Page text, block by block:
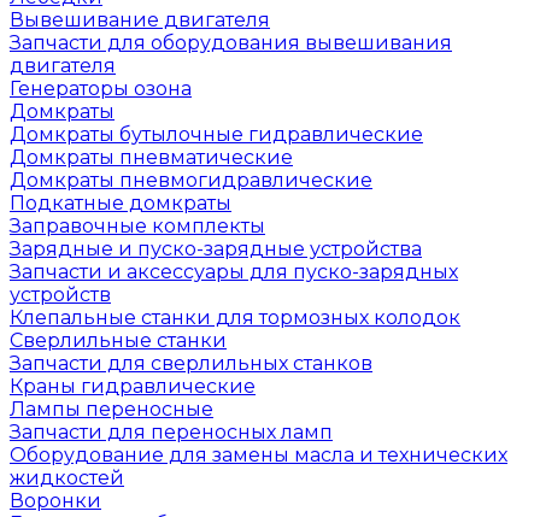
Вывешивание двигателя
Запчасти для оборудования вывешивания
двигателя
Генераторы озона
Домкраты
Домкраты бутылочные гидравлические
Домкраты пневматические
Домкраты пневмогидравлические
Подкатные домкраты
Заправочные комплекты
Зарядные и пуско-зарядные устройства
Запчасти и аксессуары для пуско-зарядных
устройств
Клепальные станки для тормозных колодок
Сверлильные станки
Запчасти для сверлильных станков
Краны гидравлические
Лампы переносные
Запчасти для переносных ламп
Оборудование для замены масла и технических
жидкостей
Воронки